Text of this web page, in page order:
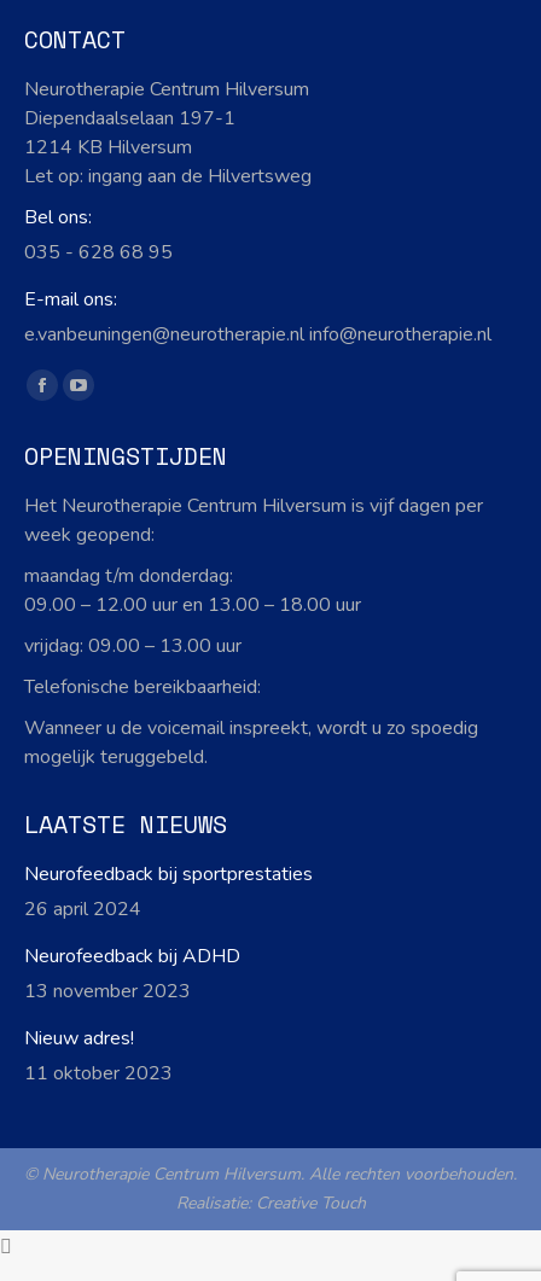
CONTACT
Neurotherapie Centrum Hilversum
Diependaalselaan 197-1
1214 KB Hilversum
Let op: ingang aan de Hilvertsweg
Bel ons:
035 - 628 68 95
E-mail ons:
e.vanbeuningen@neurotherapie.nl info@neurotherapie.nl
Vind ons op:
Facebook
opens
in
new
YouTube
opens
new
OPENINGSTIJDEN
Het Neurotherapie Centrum Hilversum is vijf dagen per
week geopend:
maandag t/m donderdag:
09.00 – 12.00 uur en 13.00 – 18.00 uur
vrijdag: 09.00 – 13.00 uur
Telefonische bereikbaarheid:
Wanneer u de voicemail inspreekt, wordt u zo spoedig
mogelijk teruggebeld.
LAATSTE NIEUWS
Neurofeedback bij sportprestaties
26 april 2024
Neurofeedback bij ADHD
13 november 2023
Nieuw adres!
11 oktober 2023
© Neurotherapie Centrum Hilversum. Alle rechten voorbehouden.
Realisatie: Creative Touch